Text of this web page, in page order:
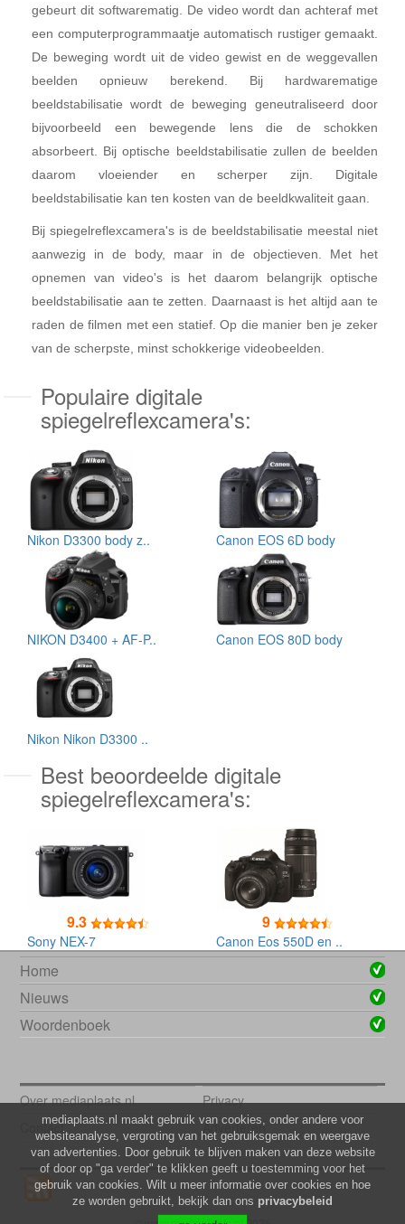
gebeurt dit softwarematig. De video wordt dan achteraf met
een computerprogrammaatje automatisch rustiger gemaakt.
De beweging wordt uit de video gewist en de weggevallen
beelden opnieuw berekend. Bij hardwarematige
beeldstabilisatie wordt de beweging geneutraliseerd door
bijvoorbeeld een bewegende lens die de schokken
absorbeert. Bij optische beeldstabilisatie zullen de beelden
daarom vloeiender en scherper zijn. Digitale
beeldstabilisatie kan ten kosten van de beeldkwaliteit gaan.
Bij spiegelreflexcamera's is de beeldstabilisatie meestal niet
aanwezig in de body, maar in de objectieven. Met het
opnemen van video's is het daarom belangrijk optische
beeldstabilisatie aan te zetten. Daarnaast is het altijd aan te
raden de filmen met een statief. Op die manier ben je zeker
van de scherpste, minst schokkerige videobeelden.
Populaire digitale
spiegelreflexcamera's:
Nikon D3300 body z.. Canon EOS 6D body
NIKON D3400 + AF-P.. Canon EOS 80D body
Nikon Nikon D3300 ..
Best beoordeelde digitale
spiegelreflexcamera's:
9.3
Sony NEX-7
9
Canon Eos 550D en ..
Home
Nieuws
Woordenboek
Over mediaplaats.nl
Privacy
Contact
Adverteren
mediaplaats.nl maakt gebruik van cookies, onder andere voor
websiteanalyse, vergroting van het gebruiksgemak en weergave
van advertenties. Door gebruik te blijven maken van deze website
of door op "ga verder" te klikken geeft u toestemming voor het
gebruik van cookies. Wilt u meer informatie over cookies en hoe
ze worden gebruikt, bekijk dan ons privacybeleid